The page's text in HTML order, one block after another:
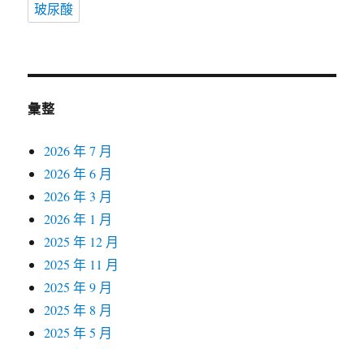
玻尿酸
彙整
2026 年 7 月
2026 年 6 月
2026 年 3 月
2026 年 1 月
2025 年 12 月
2025 年 11 月
2025 年 9 月
2025 年 8 月
2025 年 5 月